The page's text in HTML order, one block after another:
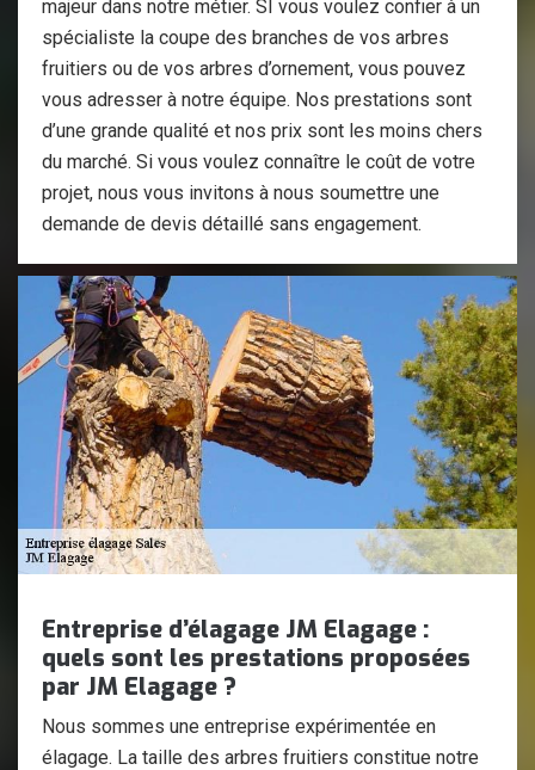
majeur dans notre métier. SI vous voulez confier à un
spécialiste la coupe des branches de vos arbres
fruitiers ou de vos arbres d’ornement, vous pouvez
vous adresser à notre équipe. Nos prestations sont
d’une grande qualité et nos prix sont les moins chers
du marché. Si vous voulez connaître le coût de votre
projet, nous vous invitons à nous soumettre une
demande de devis détaillé sans engagement.
Entreprise d’élagage JM Elagage :
quels sont les prestations proposées
par JM Elagage ?
Nous sommes une entreprise expérimentée en
élagage. La taille des arbres fruitiers constitue notre